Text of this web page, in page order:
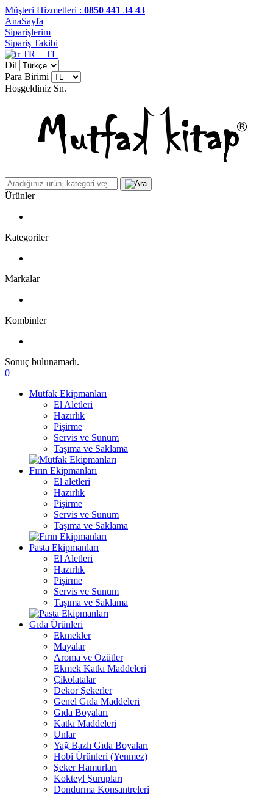
Müşteri Hizmetleri : 0850 441 34 43
AnaSayfa
Siparişlerim
Sipariş Takibi
TR − TL
Dil
Para Birimi
Hoşgeldiniz Sn.
Ürünler
Kategoriler
Markalar
Kombinler
Sonuç bulunamadı.
0
Mutfak Ekipmanları
El Aletleri
Hazırlık
Pişirme
Servis ve Sunum
Taşıma ve Saklama
Fırın Ekipmanları
El aletleri
Hazırlık
Pişirme
Servis ve Sunum
Taşıma ve Saklama
Pasta Ekipmanları
El Aletleri
Hazırlık
Pişirme
Servis ve Sunum
Taşıma ve Saklama
Gıda Ürünleri
Ekmekler
Mayalar
Aroma ve Özütler
Ekmek Katkı Maddeleri
Çikolatalar
Dekor Şekerler
Genel Gıda Maddeleri
Gıda Boyaları
Katkı Maddeleri
Unlar
Yağ Bazlı Gıda Boyaları
Hobi Ürünleri (Yenmez)
Şeker Hamurları
Kokteyl Şurupları
Dondurma Konsantreleri